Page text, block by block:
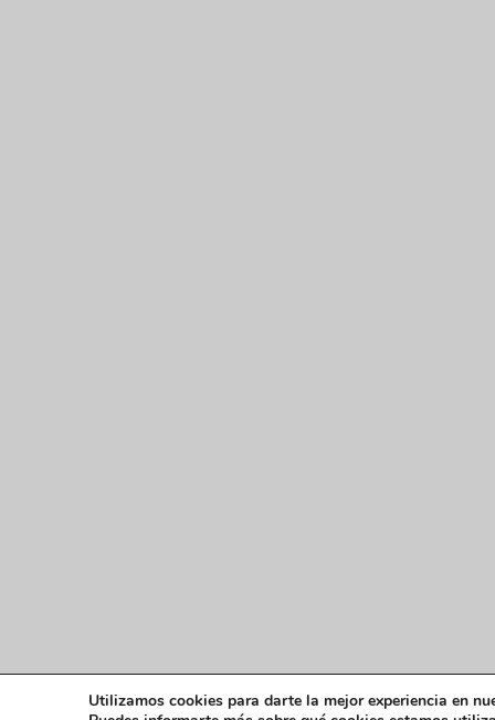
Utilizamos cookies para darte la mejor experiencia en